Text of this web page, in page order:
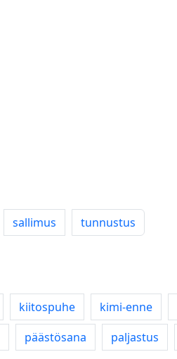
sallimus tunnustus
kiitospuhe kimi-enne
päästösana paljastus